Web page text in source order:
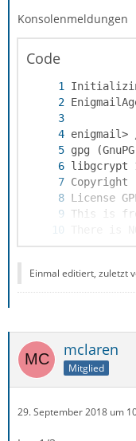
Konsolenmeldungen
Code
Einmal editiert, zuletzt
mclaren
Mitglied
29. September 2018 um